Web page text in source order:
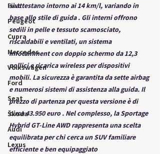
Fiat
Peugeot
Cupra
Mercedes
Volkswagen
Ford
Seat
Škoda
Audi
Lexus
si attestano intorno ai 14 km/l, variando in
base allo stile di guida . Gli interni offrono
sedili in pelle e tessuto scamosciato,
riscaldabili e ventilati, un sistema
infotainment con doppio schermo da 12,3
pollici e ricarica wireless per dispositivi
mobili. La sicurezza è garantita da sette airbag
e numerosi sistemi di assistenza alla guida. Il
prezzo di partenza per questa versione è di
circa 43.950 euro . Nel complesso, la Sportage
Hybrid GT-Line AWD rappresenta una scelta
equilibrata per chi cerca un SUV familiare
efficiente e ben equipaggiato